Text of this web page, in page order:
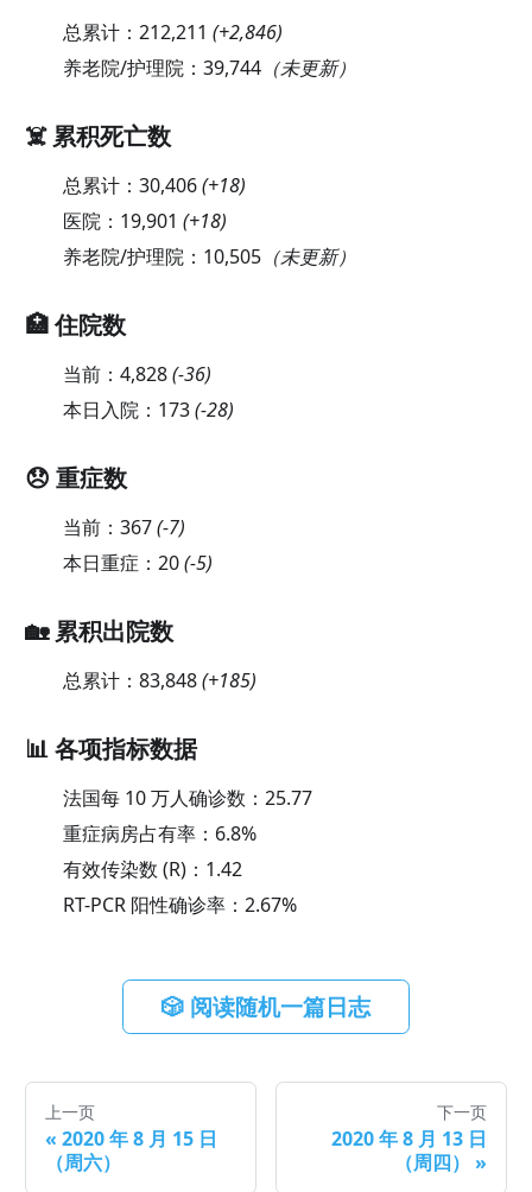
总累计： 212,211 (+2,846)
养老院/护理院： 39,744（未更新）
☠️ 累积死亡数
总累计： 30,406(+18)
医院： 19,901 (+18)
养老院/护理院： 10,505（未更新）
🏥 住院数
当前： 4,828(-36)
本日入院： 173(-28)
😞 重症数
当前： 367(-7)
本日重症： 20(-5)
🏡 累积出院数
总累计： 83,848(+185)
📊 各项指标数据
法国每 10 万人确诊数： 25.77
重症病房占有率： 6.8%
有效传染数 (R)： 1.42
RT-PCR 阳性确诊率： 2.67%
🎲 阅读随机一篇日志
上一页
« 2020 年 8 月 15 日
（周六）
下一页
2020 年 8 月 13 日
（周四）
»